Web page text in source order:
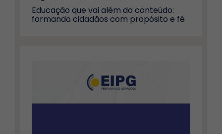
Educação que vai além do conteúdo:
formando cidadãos com propósito e fé